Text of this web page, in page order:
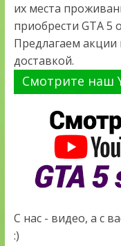
их места
приобрести GTA 5
Предлагаем акции
доставкой.
Смотрите наш
С нас - видео, а с
:)